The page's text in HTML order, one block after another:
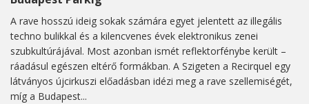
A rave hosszú ideig sokak számára egyet jelentett az illegális
techno bulikkal és a kilencvenes évek elektronikus zenei
szubkultúrájával. Most azonban ismét reflektorfénybe került –
ráadásul egészen eltérő formákban. A Szigeten a Recirquel egy
látványos újcirkuszi előadásban idézi meg a rave szellemiségét,
míg a Budapest...